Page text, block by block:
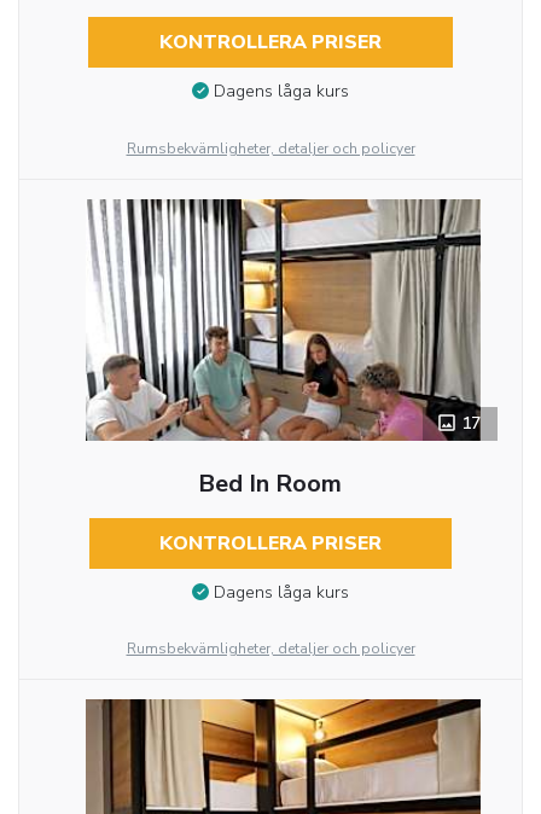
KONTROLLERA PRISER
Dagens låga kurs
Rumsbekvämligheter, detaljer och policyer
17
Bed In Room
KONTROLLERA PRISER
Dagens låga kurs
Rumsbekvämligheter, detaljer och policyer